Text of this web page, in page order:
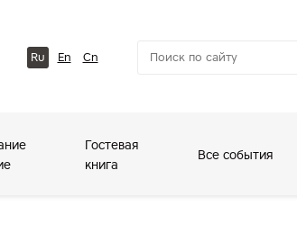
Ru En Cn
Гостевая
книга
Все события